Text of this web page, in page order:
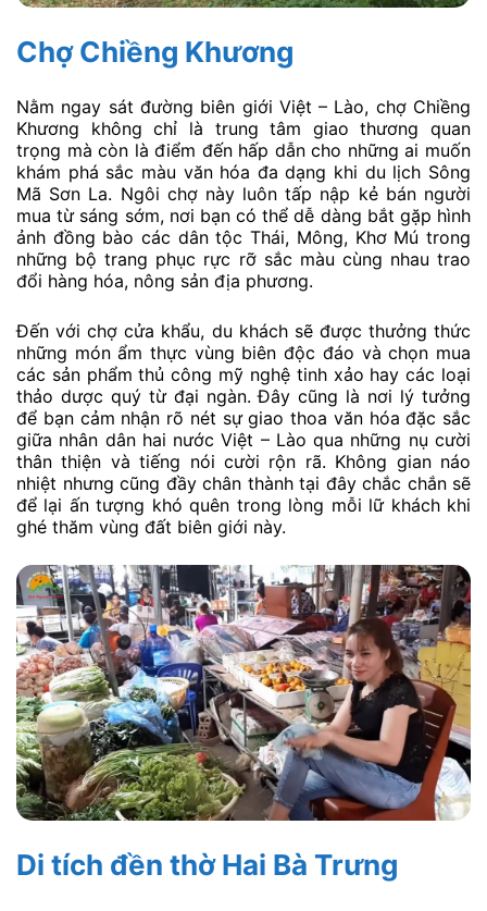
Chợ Chiềng Khương
Nằm ngay sát đường biên giới Việt – Lào, chợ Chiềng
Khương không chỉ là trung tâm giao thương quan
trọng mà còn là điểm đến hấp dẫn cho những ai muốn
khám phá sắc màu văn hóa đa dạng khi du lịch Sông
Mã Sơn La. Ngôi chợ này luôn tấp nập kẻ bán người
mua từ sáng sớm, nơi bạn có thể dễ dàng bắt gặp hình
ảnh đồng bào các dân tộc Thái, Mông, Khơ Mú trong
những bộ trang phục rực rỡ sắc màu cùng nhau trao
đổi hàng hóa, nông sản địa phương.
Đến với chợ cửa khẩu, du khách sẽ được thưởng thức
những món ẩm thực vùng biên độc đáo và chọn mua
các sản phẩm thủ công mỹ nghệ tinh xảo hay các loại
thảo dược quý từ đại ngàn. Đây cũng là nơi lý tưởng
để bạn cảm nhận rõ nét sự giao thoa văn hóa đặc sắc
giữa nhân dân hai nước Việt – Lào qua những nụ cười
thân thiện và tiếng nói cười rộn rã. Không gian náo
nhiệt nhưng cũng đầy chân thành tại đây chắc chắn sẽ
để lại ấn tượng khó quên trong lòng mỗi lữ khách khi
ghé thăm vùng đất biên giới này.
Di tích đền thờ Hai Bà Trưng